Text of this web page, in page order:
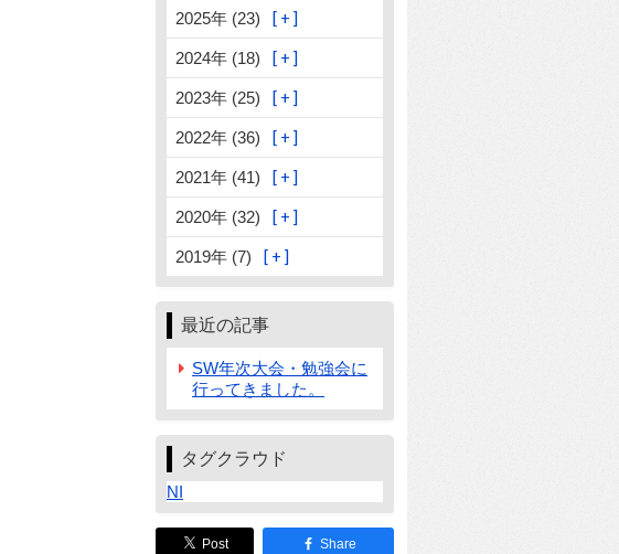
2025年 (23)
2024年 (18)
2023年 (25)
2022年 (36)
2021年 (41)
2020年 (32)
2019年 (7)
最近の記事
SW年次大会・勉強会に
行ってきました。
タグクラウド
NI
Post Share